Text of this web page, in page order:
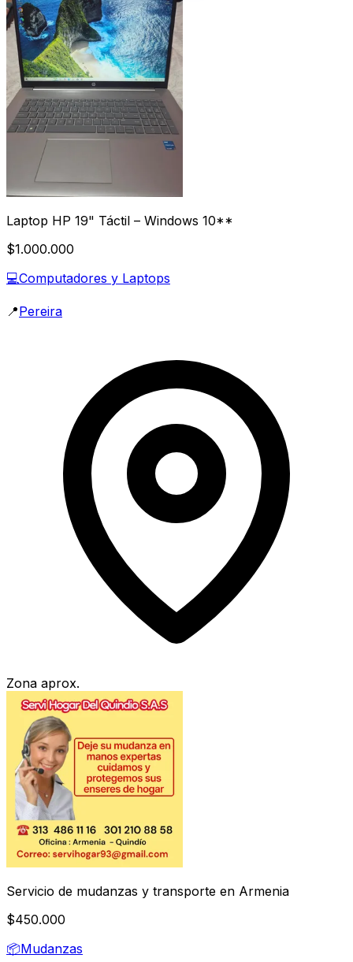
Laptop HP 19" Táctil – Windows 10**
$1.000.000
💻Computadores y Laptops
📍Pereira
Zona aprox.
Servicio de mudanzas y transporte en Armenia
$450.000
📦Mudanzas